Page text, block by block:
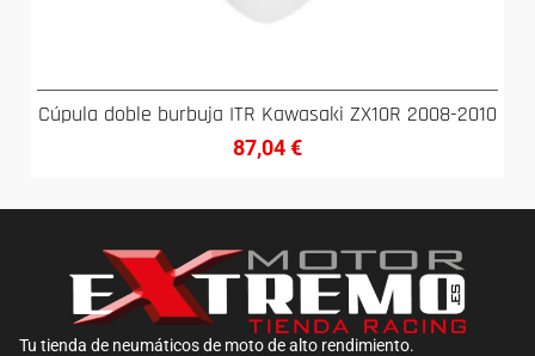
Cúpula doble burbuja ITR Kawasaki ZX10R 2008-2010
87,04€
Tu tienda de neumáticos de moto de alto rendimiento.